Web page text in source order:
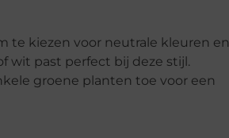
te kiezen voor neutrale kleuren en
wit past perfect bij deze stijl.
groene planten toe voor een